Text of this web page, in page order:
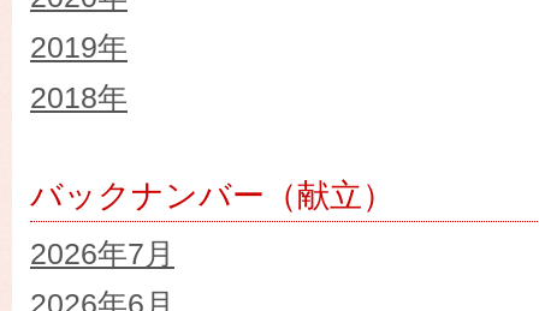
2019年
2018年
バックナンバー（献立）
2026年7月
2026年6月